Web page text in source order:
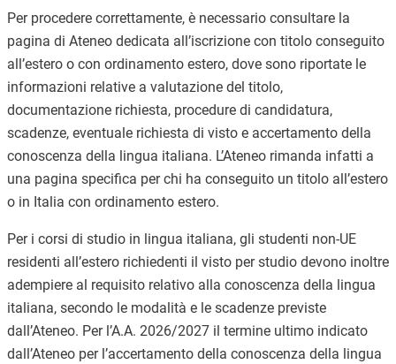
Per procedere correttamente, è necessario consultare la
pagina di Ateneo dedicata all’iscrizione con titolo conseguito
all’estero o con ordinamento estero, dove sono riportate le
informazioni relative a valutazione del titolo,
documentazione richiesta, procedure di candidatura,
scadenze, eventuale richiesta di visto e accertamento della
conoscenza della lingua italiana. L’Ateneo rimanda infatti a
una pagina specifica per chi ha conseguito un titolo all’estero
o in Italia con ordinamento estero.
Per i corsi di studio in lingua italiana, gli studenti non-UE
residenti all’estero richiedenti il visto per studio devono inoltre
adempiere al requisito relativo alla conoscenza della lingua
italiana, secondo le modalità e le scadenze previste
dall’Ateneo. Per l’A.A. 2026/2027 il termine ultimo indicato
dall’Ateneo per l’accertamento della conoscenza della lingua